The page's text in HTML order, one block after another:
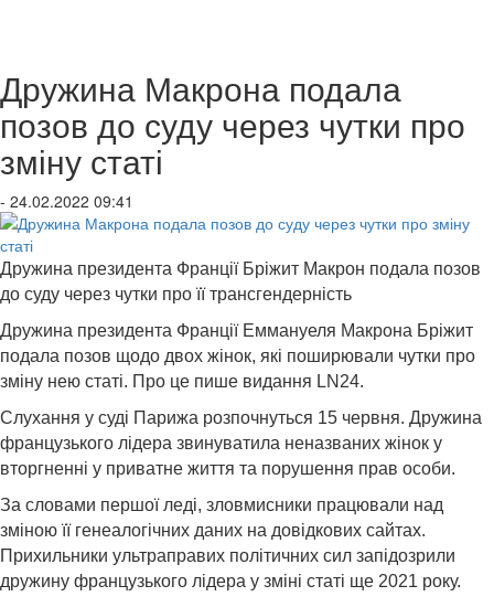
Дружина Макрона подала
позов до суду через чутки про
зміну статі
- 24.02.2022 09:41
Дружина президента Франції Бріжит Макрон подала позов
до суду через чутки про її трансгендерність
Дружина президента Франції Еммануеля Макрона Бріжит
подала позов щодо двох жінок, які поширювали чутки про
зміну нею статі. Про це пише видання LN24.
Слухання у суді Парижа розпочнуться 15 червня. Дружина
французького лідера звинуватила неназваних жінок у
вторгненні у приватне життя та порушення прав особи.
За словами першої леді, зловмисники працювали над
зміною її генеалогічних даних на довідкових сайтах.
Прихильники ультраправих політичних сил запідозрили
дружину французького лідера у зміні статі ще 2021 року.